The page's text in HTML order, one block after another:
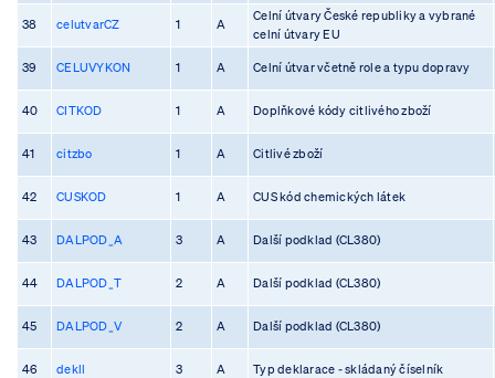
38 celutvarCZ 1 A
Celní útvary České republiky a vybrané
celní útvary EU
39 CELUVYKON 1 A Celní útvar včetně role a typu dopravy
40 CITKOD 1 A Doplňkové kódy citlivého zboží
41 citzbo 1 A Citlivé zboží
42 CUSKOD 1 A CUS kód chemických látek
43 DALPOD_A 3 A Další podklad (CL380)
44 DALPOD_T 2 A Další podklad (CL380)
45 DALPOD_V 2 A Další podklad (CL380)
46 dekll 3 A Typ deklarace - skládaný číselník